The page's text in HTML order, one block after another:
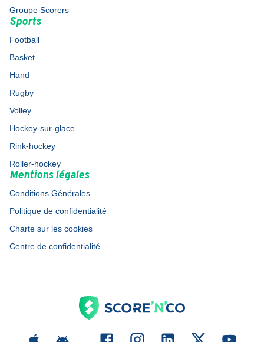
Groupe Scorers
Sports
Football
Basket
Hand
Rugby
Volley
Hockey-sur-glace
Rink-hockey
Roller-hockey
Mentions légales
Conditions Générales
Politique de confidentialité
Charte sur les cookies
Centre de confidentialité